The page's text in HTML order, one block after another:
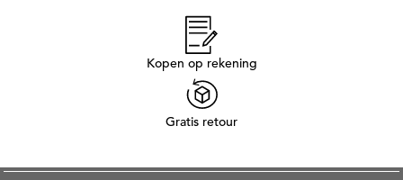
Kopen op rekening
Gratis retour